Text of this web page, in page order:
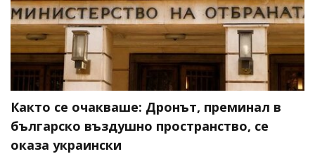
Както се очакваше: Дронът, преминал в
българско въздушно пространство, се
оказа украински